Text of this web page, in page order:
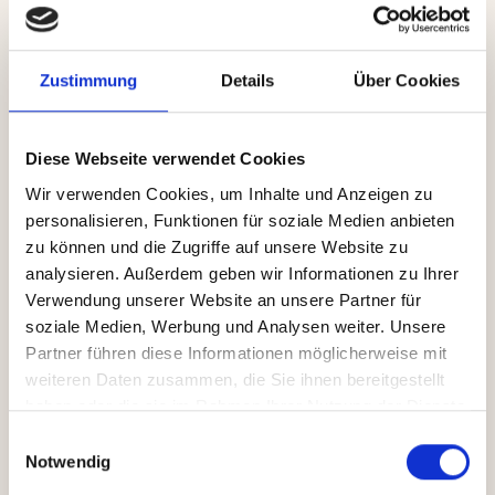
Zustimmung Details Über Cookies
Diese Webseite verwendet Cookies
Wir verwenden Cookies, um Inhalte und Anzeigen zu
personalisieren, Funktionen für soziale Medien anbieten
zu können und die Zugriffe auf unsere Website zu
analysieren. Außerdem geben wir Informationen zu Ihrer
Verwendung unserer Website an unsere Partner für
soziale Medien, Werbung und Analysen weiter. Unsere
Partner führen diese Informationen möglicherweise mit
weiteren Daten zusammen, die Sie ihnen bereitgestellt
haben oder die sie im Rahmen Ihrer Nutzung der Dienste
Notwendig
zusätzliche Ersparnisse nicht drin. Die Kapitallückein
Bezug auf die gesetzliche Rente liegt hier zum
Rentenbeginn sogar bei365.000 Euro. Selbst mit
Zusatzversorgung und Wohneigentum fehlt ihnen noch
ein Kapitalstock in Höhe von 163.000 Euro, um den
Ruhestand „erlebnisorientiert“ zu gestalten, schreiben
Gesetzliche Rente bietet bloß Teilkasko
Aus dergesetzlichen Rentenversicherungist all das
jedenfalls nicht zu finanzieren. Sie deckt im
Durchschnittnur noch 60 Prozent der Ausgabeneines
Ruhestandshaushalts ab. Ohne andere
Vorsorgebausteine fehlten somit im Schnitt weit über
1.000 Euro im Monat – die gesetzliche Rente ist also
bloß so etwas wie eineTeilkasko-Lösung mit
erheblicher Zuzahlung. Wer im Alter aktiv bleiben